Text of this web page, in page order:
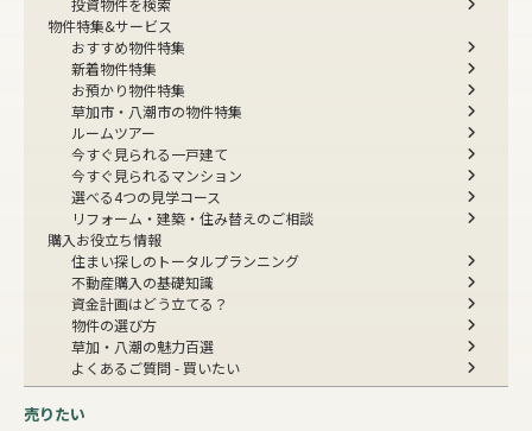
投資物件を検索
物件特集&サービス
おすすめ物件特集
新着物件特集
お預かり物件特集
草加市・八潮市の物件特集
ルームツアー
今すぐ見られる一戸建て
今すぐ見られるマンション
選べる4つの見学コース
リフォーム・建築・住み替えのご相談
購入お役立ち情報
住まい探しのトータルプランニング
不動産購入の基礎知識
資金計画はどう立てる？
物件の選び方
草加・八潮の魅力百選
よくあるご質問 - 買いたい
売りたい